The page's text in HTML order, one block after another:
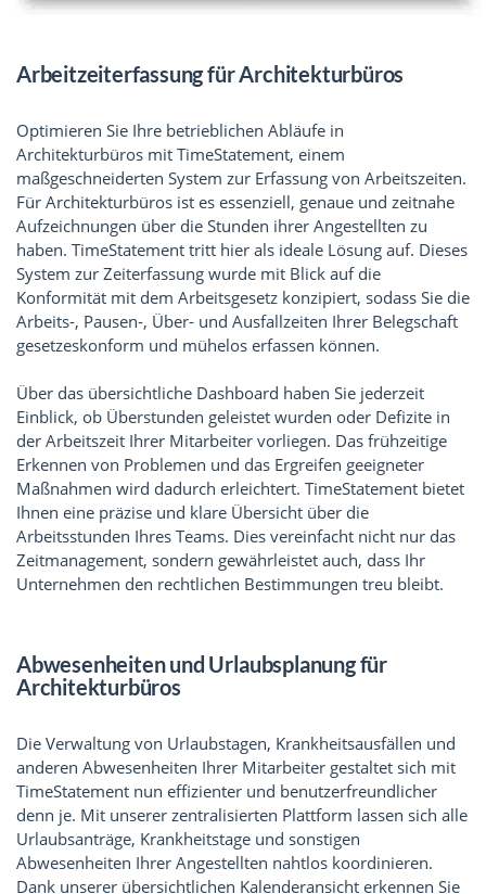
Arbeitzeiterfassung für Architekturbüros
Optimieren Sie Ihre betrieblichen Abläufe in
Architekturbüros mit TimeStatement, einem
maßgeschneiderten System zur Erfassung von Arbeitszeiten.
Für Architekturbüros ist es essenziell, genaue und zeitnahe
Aufzeichnungen über die Stunden ihrer Angestellten zu
haben. TimeStatement tritt hier als ideale Lösung auf. Dieses
System zur Zeiterfassung wurde mit Blick auf die
Konformität mit dem Arbeitsgesetz konzipiert, sodass Sie die
Arbeits-, Pausen-, Über- und Ausfallzeiten Ihrer Belegschaft
gesetzeskonform und mühelos erfassen können.
Über das übersichtliche Dashboard haben Sie jederzeit
Einblick, ob Überstunden geleistet wurden oder Defizite in
der Arbeitszeit Ihrer Mitarbeiter vorliegen. Das frühzeitige
Erkennen von Problemen und das Ergreifen geeigneter
Maßnahmen wird dadurch erleichtert. TimeStatement bietet
Ihnen eine präzise und klare Übersicht über die
Arbeitsstunden Ihres Teams. Dies vereinfacht nicht nur das
Zeitmanagement, sondern gewährleistet auch, dass Ihr
Unternehmen den rechtlichen Bestimmungen treu bleibt.
Abwesenheiten und Urlaubsplanung für
Architekturbüros
Die Verwaltung von Urlaubstagen, Krankheitsausfällen und
anderen Abwesenheiten Ihrer Mitarbeiter gestaltet sich mit
TimeStatement nun effizienter und benutzerfreundlicher
denn je. Mit unserer zentralisierten Plattform lassen sich alle
Urlaubsanträge, Krankheitstage und sonstigen
Abwesenheiten Ihrer Angestellten nahtlos koordinieren.
Dank unserer übersichtlichen Kalenderansicht erkennen Sie